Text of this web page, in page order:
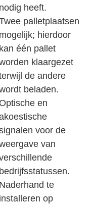
nodig heeft.
palletplaatsen
mogelijk; hierdoor
kan één pallet
klaargezet
de andere
beladen.
Optische en
voor de
van
bedrijfsstatussen.
Naderhand te
installeren op